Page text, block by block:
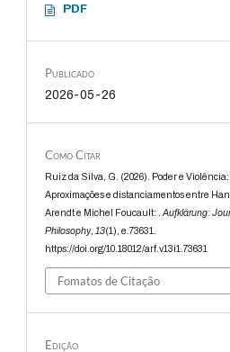
PDF
Publicado
2026-05-26
Como Citar
Ruiz da Silva, G. (2026). Poder e Violência:
Aproximações e distanciamentos entre
Arendt e Michel Foucault: .Aufklärung:
Philosophy, 13(1), e.73631.
https://doi.org/10.18012/arf.v13i1.73631
Fomatos de Citação
Edição